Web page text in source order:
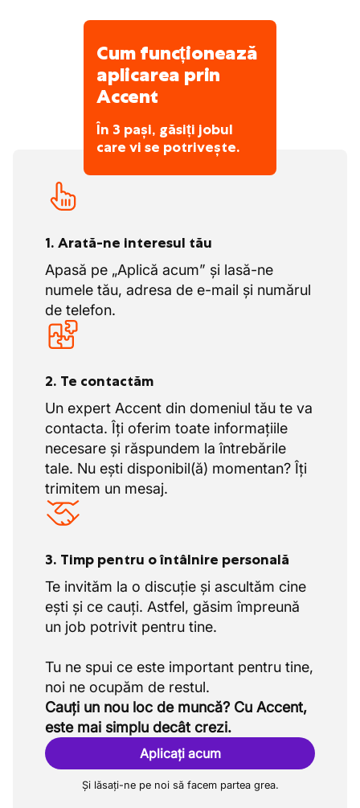
Un loc de muncă cu normă întreagă într-
Lucrezi la realizarea unui produs frumos.
Simți ambiția și dorința de a munci în
întreaga companie. Dinamismul este un
punct forte!
După o perioadă de familiarizare reușită
cu conținutul muncii și cultura companiei,
primești un contract pe durată
nedeterminată.
ai ocazia să le copiezi succesul.
Cum funcționează
aplicarea prin
Accent
În 3 pași, găsiți jobul
care vi se potrivește.
1. Arată-ne interesul tău
Apasă pe „Aplică acum” și lasă-ne
numele tău, adresa de e-mail și numărul
de telefon.
2. Te contactăm
Un expert Accent din domeniul tău te va
contacta. Îți oferim toate informațiile
necesare și răspundem la întrebările
tale. Nu ești disponibil(ă) momentan? Îți
trimitem un mesaj.
3. Timp pentru o întâlnire personală
Te invităm la o discuție și ascultăm cine
ești și ce cauți. Astfel, găsim împreună
un job potrivit pentru tine.
Tu ne spui ce este important pentru tine,
Cauți un nou loc de muncă? Cu Accent,
este mai simplu decât crezi.
Aplicați acum
Și lăsați-ne pe noi să facem partea grea.